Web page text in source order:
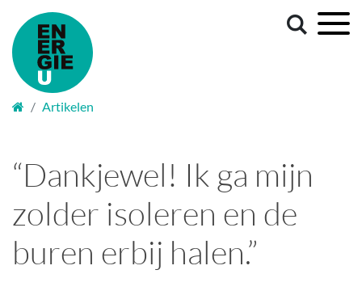
Welkom
Artikelen
“Dankjewel! Ik ga mijn
zolder isoleren en de
buren erbij halen.”